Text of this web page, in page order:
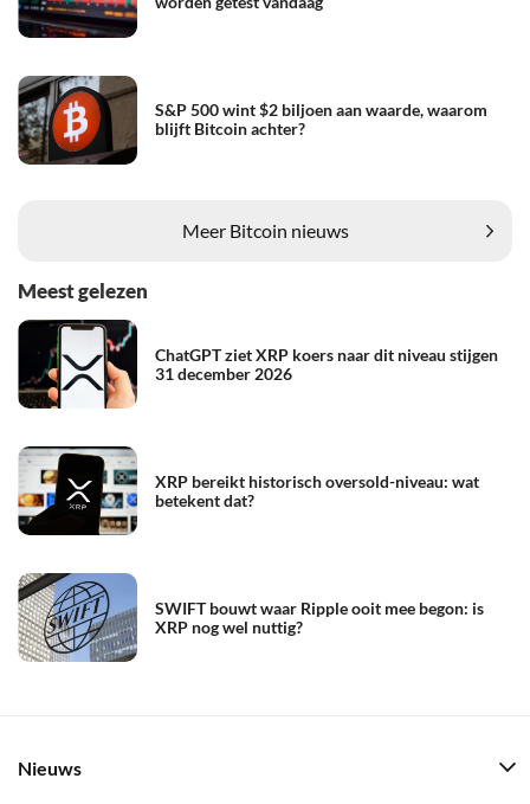
S&P 500 wint $2 biljoen aan waarde, waarom
blijft Bitcoin achter?
Meer Bitcoin nieuws
Meest gelezen
ChatGPT ziet XRP koers naar dit niveau stijgen
31 december 2026
XRP bereikt historisch oversold-niveau: wat
betekent dat?
SWIFT bouwt waar Ripple ooit mee begon: is
XRP nog wel nuttig?
Nieuws